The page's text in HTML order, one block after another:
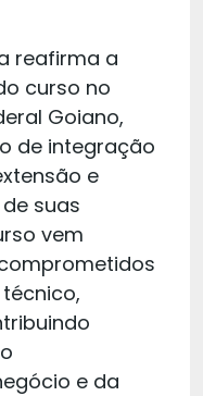
reafirma a
curso no
Goiano,
de integração
e
suas
vem
e da